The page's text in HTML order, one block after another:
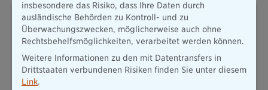
Wolfgang Zdral
Pressesprecher
Thomas-Dehler-Str. 25
81737 München
insbesondere das Risiko, dass Ihre Daten durch
ausländische Behörden zu Kontroll- und zu
Überwachungszwecken, möglicherweise auch ohne
Rechtsbehelfsmöglichkeiten, verarbeitet werden können.
Weitere Informationen zu den mit Datentransfers in
Drittstaaten verbundenen Risiken finden Sie unter diesem
Link.